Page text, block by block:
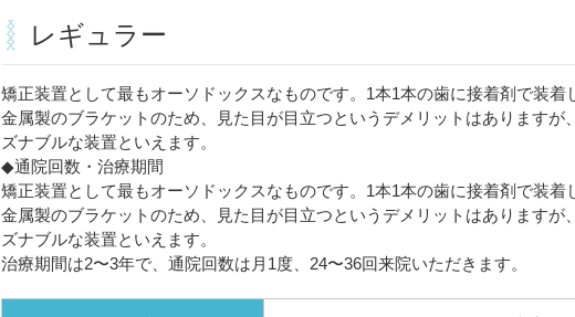
レギュラー
矯正装置として最もオーソドックスなものです。1本1本の歯に接着剤で装着
金属製のブラケットのため、見た目が目立つというデメリットはありますが
ズナブルな装置といえます。
◆通院回数・治療期間
矯正装置として最もオーソドックスなものです。1本1本の歯に接着剤で装着
金属製のブラケットのため、見た目が目立つというデメリットはありますが
ズナブルな装置といえます。
治療期間は2〜3年で、通院回数は月1度、24〜36回来院いただきます。